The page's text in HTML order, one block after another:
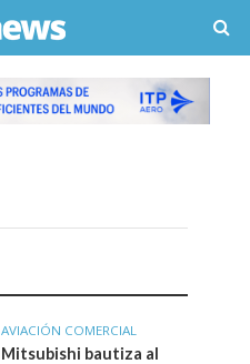
AVIACIÓN COMERCIAL
Mitsubishi bautiza al